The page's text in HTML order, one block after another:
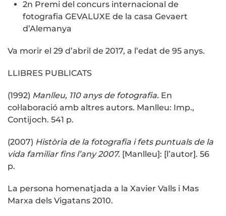
2n Premi del concurs internacional de
fotografia GEVALUXE de la casa Gevaert
d’Alemanya
Va morir el 29 d’abril de 2017, a l’edat de 95 anys.
LLIBRES PUBLICATS
(1992) Manlleu, 110 anys de fotografia. En
col·laboració amb altres autors. Manlleu: Imp.,
Contijoch. 541 p.
(2007) Història de la fotografia i fets puntuals de la
vida familiar fins l’any 2007. [Manlleu]: [l’autor]. 56
p.
La persona homenatjada a la Xavier Valls i Mas
Marxa dels Vigatans 2010.